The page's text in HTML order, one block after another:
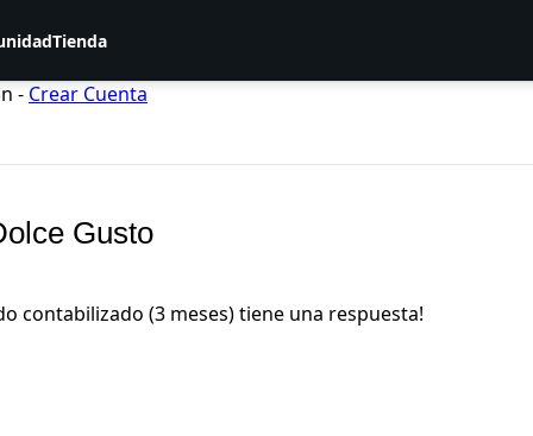
Tienda
- Crear Cuenta
Gusto
contabilizado (3 meses) tiene una respuesta!